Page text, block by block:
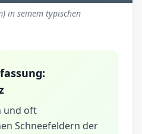
in seinem typischen
und oft
Schneefeldern der